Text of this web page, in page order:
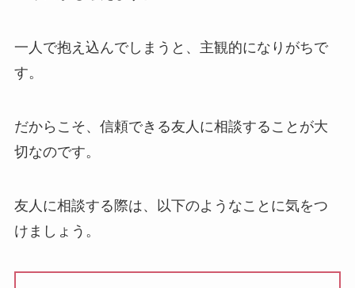
一人で抱え込んでしまうと、主観的になりがちで
す。
だからこそ、信頼できる友人に相談することが大
切なのです。
友人に相談する際は、以下のようなことに気をつ
けましょう。